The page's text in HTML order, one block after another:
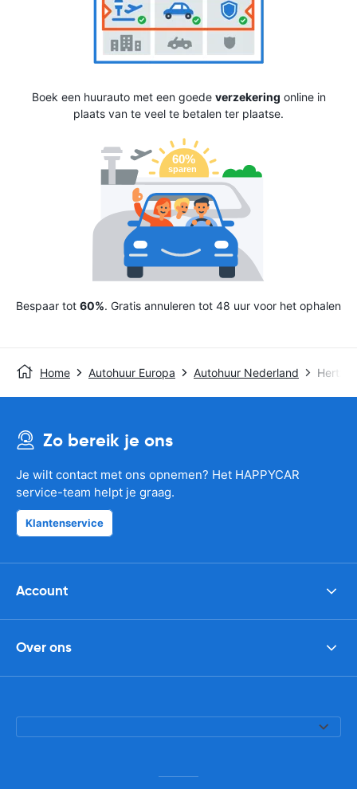
Boek een huurauto met een goede verzekering online in
plaats van te veel te betalen ter plaatse.
Bespaar tot 60%. Gratis annuleren tot 48 uur voor het ophalen
Home Autohuur Europa Autohuur Nederland Hertz
Zo bereik je ons
Je wilt contact met ons opnemen? Het HAPPYCAR
service-team helpt je graag.
Klantenservice
Account
Over ons